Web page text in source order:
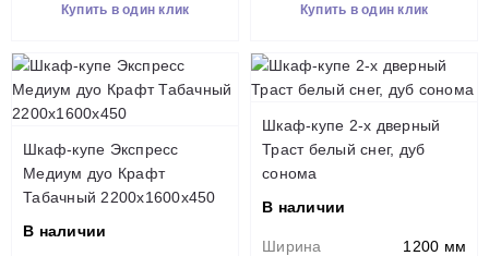
Купить в один клик Купить в один клик
Шкаф-купе Экспресс
Медиум дуо Крафт
Табачный 2200х1600х450
В наличии
Шкаф-купе 2-х дверный
Траст белый снег, дуб
сонома
В наличии
Ширина
1200 мм